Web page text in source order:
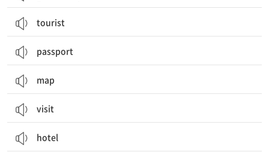
tourist
passport
map
visit
hotel